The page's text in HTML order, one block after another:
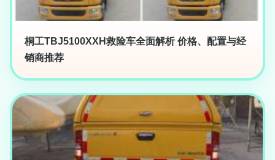
桐工TBJ5100XXH救险车全面解析 价格、配置与经
销商推荐